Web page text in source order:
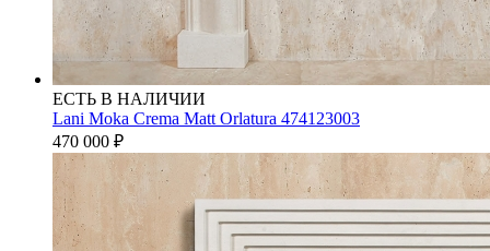
ЕСТЬ В НАЛИЧИИ
Lani Moka Crema Matt Orlatura 474123003
470 000 ₽